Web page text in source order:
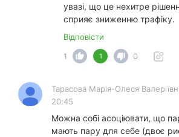
увазі, що це нехитре
сприяє зниженню трафіку.
Відповісти
1
1 0
Тарасова Марія-Олеся
20:45
Можна собі асоціювати, що
мають пару для себе (двоє